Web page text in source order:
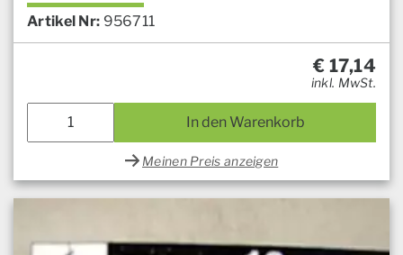
Artikel Nr: 956711
€ 17,14
inkl. MwSt.
In den Warenkorb
Meinen Preis anzeigen